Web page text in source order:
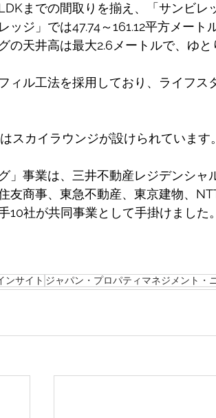
までの間取りを揃え、「サンビレ
ッジ」では47.74～161.12平方メー
の天井高は最大2.6メートルで、ゆと
ィル工法を採用しており、ライフ
スカイラウンジが設けられています
」事業は、三井不動産レジデンシャ
友商事、東急不動産、東京建物、
10社が共同事業として手掛けました
ンサイト ジャパン・プロパティマネジメント・